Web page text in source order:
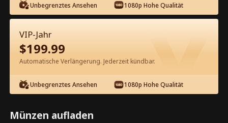
Episode 40 - Lady Boss nimmt es mit
Vegas Bullies auf Kompletter Film
0-49 50-80
40 41 43 44
Unbegrenztes Ansehen 1080p Hohe Qualität
VIP-Jahr
$199.99
Automatische Verlängerung. Jederzeit kündbar.
Unbegrenztes Ansehen 1080p Hohe Qualität
Münzen aufladen